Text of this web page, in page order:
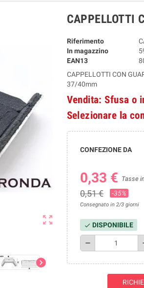
zoom_out_map
chevron_right
CAPPELLOTTI
Riferimento
In magazzino
EAN13
CAPPELLOTTI CON
37/40mm
Vendita: Sfusa o
Selezionare la
CONFEZIONE DA
0,33 € Tasse
0,51 € -35%
Consegnato in 2/3 giorni
check DISPONIBILE
remove